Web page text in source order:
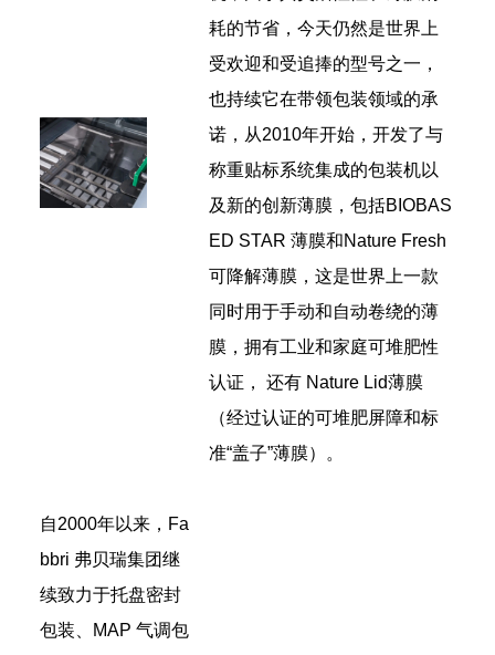
耗的节省，今天仍然是世界上
受欢迎和受追捧的型号之一，
也持续它在带领包装领域的承
诺， 从2010年开始，开发了与
称重贴标系统集成的包装机以
及新的创新薄膜，包括BIOBAS
ED STAR 薄膜和Nature Fresh
可降解薄膜，这是世界上一款
同时用于手动和自动卷绕的薄
膜，拥有工业和家庭可堆肥性
认证， 还有 Nature Lid薄膜
（经过认证的可堆肥屏障和标
准“盖子”薄膜）。
自2000年以来，Fa
bbri 弗贝瑞集团继
续致力于托盘密封
包装、MAP 气调包